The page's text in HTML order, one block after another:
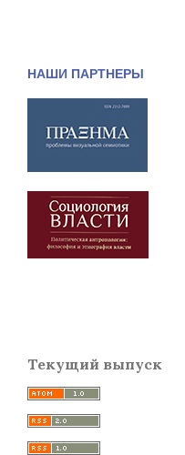
НАШИ ПАРТНЕРЫ
Текущий выпуск